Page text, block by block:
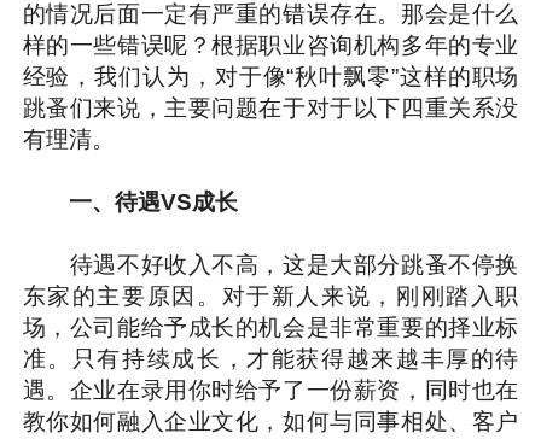
的情况后面一定有严重的错误存在。那会是什么
样的一些错误呢？根据职业咨询机构多年的专业
经验，我们认为，对于像“秋叶飘零”这样的职场
跳蚤们来说，主要问题在于对于以下四重关系没
有理清。
一、待遇VS成长
待遇不好收入不高，这是大部分跳蚤不停换
东家的主要原因。对于新人来说，刚刚踏入职
场，公司能给予成长的机会是非常重要的择业标
准。只有持续成长，才能获得越来越丰厚的待
遇。企业在录用你时给予了一份薪资，同时也在
教你如何融入企业文化，如何与同事相处、客户